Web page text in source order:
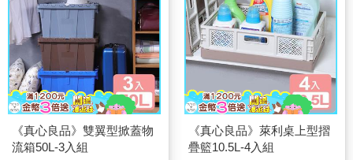
《真心良品》雙翼型掀蓋物
流箱50L-3入組
《真心良品》萊利桌上型摺
疊籃10.5L-4入組